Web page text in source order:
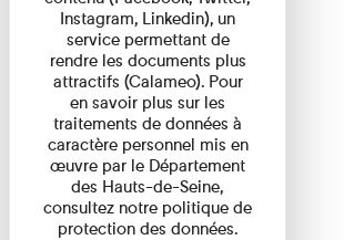
Instagram, Linkedin), un
service permettant de
rendre les documents plus
attractifs (Calameo). Pour
en savoir plus sur les
traitements de données à
caractère personnel mis en
œuvre par le Département
des Hauts-de-Seine,
consultez notre politique de
protection des données.